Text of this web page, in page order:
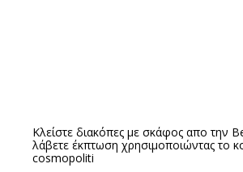
Κλείστε διακόπες με σκάφος απο την
λάβετε έκπτωση χρησιμοποιώντας το
cosmopoliti